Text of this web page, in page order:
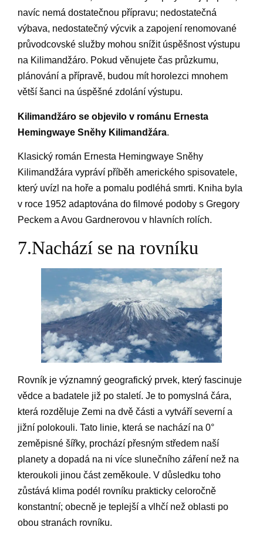
navíc nemá dostatečnou přípravu; nedostatečná
výbava, nedostatečný výcvik a zapojení renomované
průvodcovské služby mohou snížit úspěšnost výstupu
na Kilimandžáro. Pokud věnujete čas průzkumu,
plánování a přípravě, budou mít horolezci mnohem
větší šanci na úspěšné zdolání výstupu.
Kilimandžáro se objevilo v románu Ernesta
Hemingwaye Sněhy Kilimandžára.
Klasický román Ernesta Hemingwaye Sněhy
Kilimandžára vypráví příběh amerického spisovatele,
který uvízl na hoře a pomalu podléhá smrti. Kniha byla
v roce 1952 adaptována do filmové podoby s Gregory
Peckem a Avou Gardnerovou v hlavních rolích.
7.Nachází se na rovníku
Rovník je významný geografický prvek, který fascinuje
vědce a badatele již po staletí. Je to pomyslná čára,
která rozděluje Zemi na dvě části a vytváří severní a
jižní polokouli. Tato linie, která se nachází na 0°
zeměpisné šířky, prochází přesným středem naší
planety a dopadá na ni více slunečního záření než na
kteroukoli jinou část zeměkoule. V důsledku toho
zůstává klima podél rovníku prakticky celoročně
konstantní; obecně je teplejší a vlhčí než oblasti po
obou stranách rovníku.